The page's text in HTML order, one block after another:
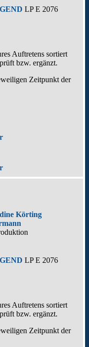
LP E 2076
Auftretens sortiert
bzw. ergänzt.
Zeitpunkt der
Körting
LP E 2076
Auftretens sortiert
bzw. ergänzt.
Zeitpunkt der